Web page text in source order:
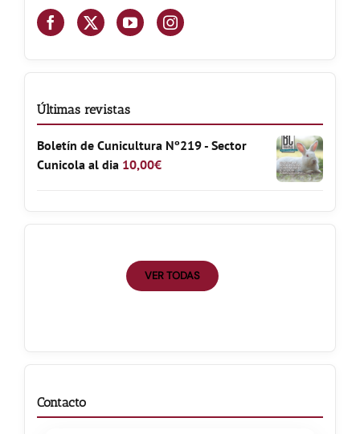
Últimas revistas
Boletín de Cunicultura Nº219 - Sector
Cunicola al dia 10,00€
VER TODAS
Contacto